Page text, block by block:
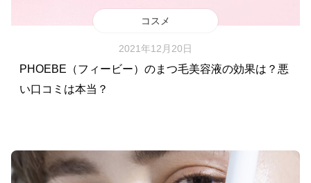
コスメ
2021年12月20日
PHOEBE（フィービー）のまつ毛美容液の効果は？悪
い口コミは本当？